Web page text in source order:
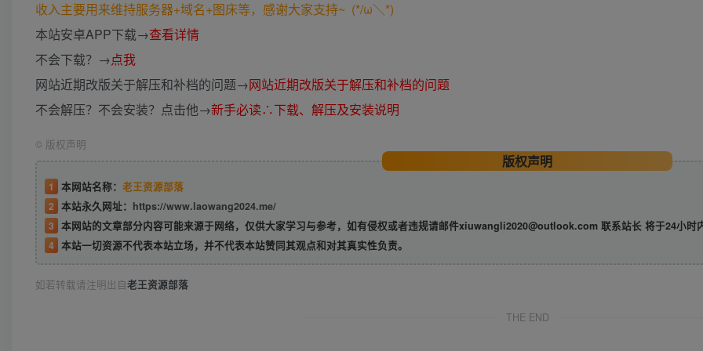
收入主要用来维持服务器+域名+图床等，感谢大家支持~ (*/ω＼*)
本站安卓APP下载→查看详情
不会下载？→点我
网站近期改版关于解压和补档的问题→网站近期改版关于解压和补档的问题
不会解压？不会安装？点击他→新手必读∴下载、解压及安装说明
© 版权声明
版权声明
1 本网站名称： 老王资源部落
2 本站永久网址： https://www.laowang2024.me/
3 本网站的文章部分内容可能来源于网络，仅供大家学习与参考，如有侵权或者违规请邮件xiuwangli2020@outlook.com 联系站长 将于24小时
4 本站一切资源不代表本站立场，并不代表本站赞同其观点和对其真实性负责。
如若转载请注明出自老王资源部落
THE END